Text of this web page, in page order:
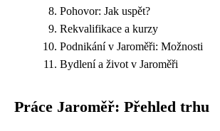
Pohovor: Jak uspět?
Rekvalifikace a kurzy
Podnikání v Jaroměři: Možnosti
Bydlení a život v Jaroměři
Práce Jaroměř: Přehled trhu